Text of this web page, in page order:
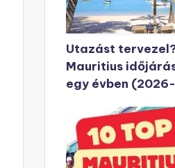
Utazást
Mauritius
egy évben